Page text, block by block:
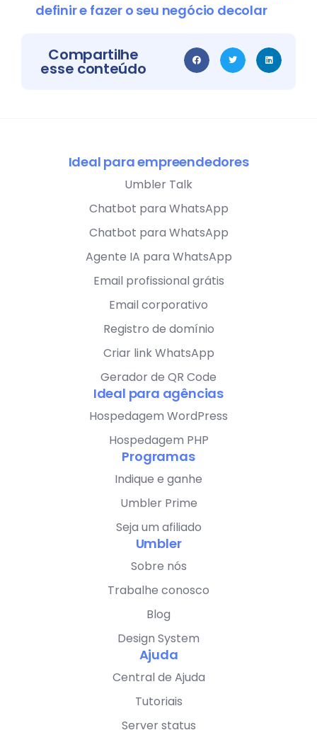
definir e fazer o seu negócio decolar
Compartilhe
esse conteúdo
Ideal para empreendedores
Umbler Talk
Chatbot para WhatsApp
Chatbot para WhatsApp
Agente IA para WhatsApp
Email profissional grátis
Email corporativo
Registro de domínio
Criar link WhatsApp
Gerador de QR Code
Ideal para agências
Hospedagem WordPress
Hospedagem PHP
Programas
Indique e ganhe
Umbler Prime
Seja um afiliado
Umbler
Sobre nós
Trabalhe conosco
Blog
Design System
Ajuda
Central de Ajuda
Tutoriais
Server status